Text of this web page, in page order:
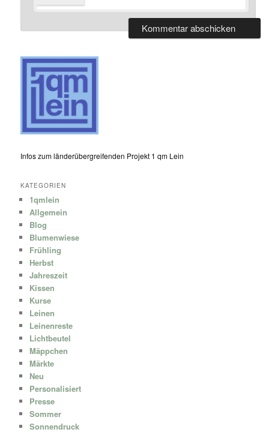
Infos zum länderübergreifenden Projekt 1 qm Lein
KATEGORIEN
1qmlein
Allgemein
Blog
Blumenwiese
Frühling
Herbst
Jahreszeit
Kissen
Kurse
Leinen
Leinenreste
Lichtbeutel
Mäppchen
Märkte
Neu
Personalisiert
Presse
Sommer
Sonnendruck